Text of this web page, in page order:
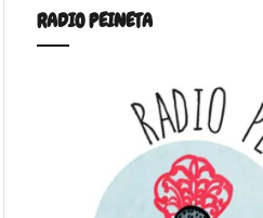
RADIO PEINETA